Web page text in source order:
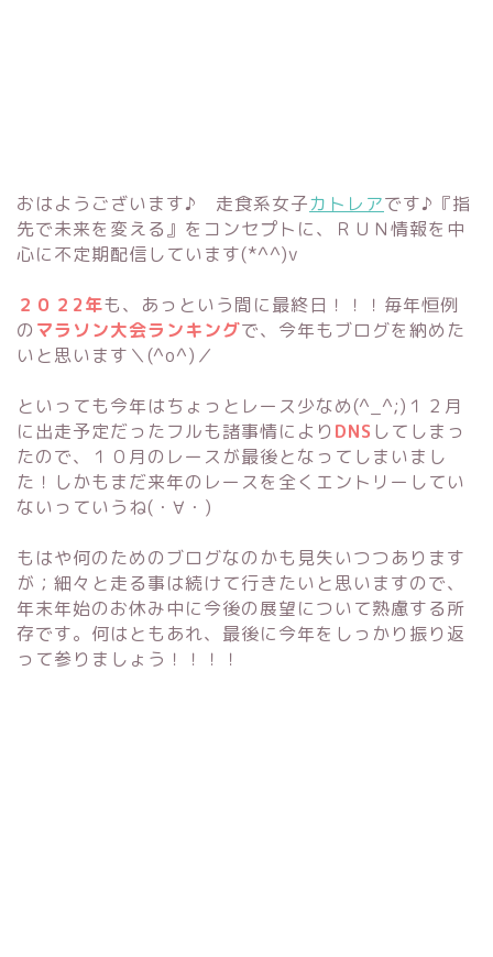
おはようございます♪ 走食系女子カトレアです♪『指
先で未来を変える』をコンセプトに、ＲＵＮ情報を中
心に不定期配信しています(*^^)v
２０２2年も、あっという間に最終日！！！毎年恒例
の マラソン大会ランキングで、今年もブログを納めた
いと思います＼(^o^)／
といっても今年はちょっとレース少なめ(^_^;)１２月
に出走予定だったフルも諸事情により DNS してしまっ
たので、１０月のレースが最後となってしまいまし
た！しかもまだ来年のレースを全くエントリーしてい
ないっていうね(・∀・)
もはや何のためのブログなのかも見失いつつあります
が；細々と走る事は続けて行きたいと思いますので、
年末年始のお休み中に今後の展望について熟慮する所
存です。何はともあれ、最後に今年をしっかり振り返
って参りましょう！！！！